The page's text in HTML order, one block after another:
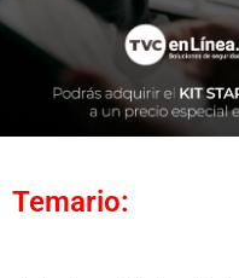
Temario: